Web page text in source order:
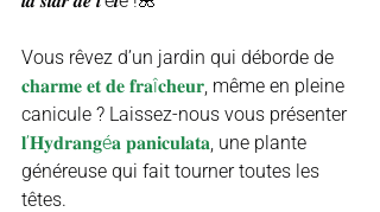
Vous rêvez d’un jardin qui déborde de
𝐜𝐡𝐚𝐫𝐦𝐞 𝐞𝐭 𝐝𝐞 𝐟𝐫𝐚î𝐜𝐡𝐞𝐮𝐫, même en pleine
canicule ? Laissez-nous vous présenter
𝐥’𝐇𝐲𝐝𝐫𝐚𝐧𝐠é𝐚 𝐩𝐚𝐧𝐢𝐜𝐮𝐥𝐚𝐭𝐚, une plante
généreuse qui fait tourner toutes les
têtes.